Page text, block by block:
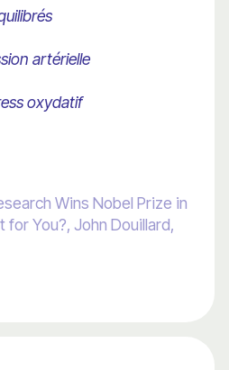
artérielle
oxydatif
Wins Nobel Prize in
for You?, John Douillard,